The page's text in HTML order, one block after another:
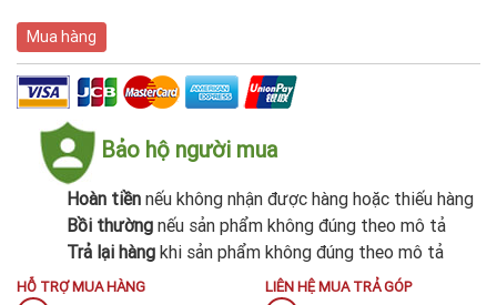
Mua hàng
Bảo hộ người mua
Hoàn tiền nếu không nhận được hàng hoặc thiếu hàng
Bồi thường nếu sản phẩm không đúng theo mô tả
Trả lại hàng khi sản phẩm không đúng theo mô tả
HỖ TRỢ MUA HÀNG LIÊN HỆ MUA TRẢ GÓP